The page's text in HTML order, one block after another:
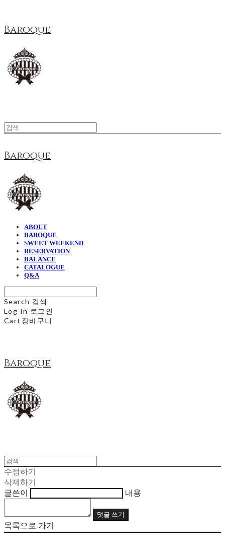
Baroque
Baroque
ABOUT
BAROQUE
SWEET WEEKEND
RESERVATION
BALANCE
CATALOGUE
Q&A
Search 검색
Log In 로그인
Cart 장바구니
Baroque
수정하기
삭제하기
글쓴이
내용
댓글 쓰기
목록으로 가기